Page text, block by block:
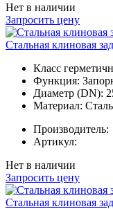
Нет в наличии
Запросить цену
Стальная клиновая
Класс
Функция:
Диаметр (DN):
Материал: Сталь
Производитель:
Артикул:
Нет в наличии
Запросить цену
Стальная клиновая